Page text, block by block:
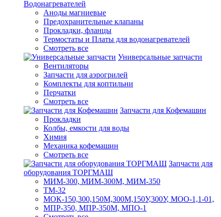
Водонагревателей
Аноды магниевые
Предохранительные клапаны
Прокладки, фланцы
Термостаты и Платы для водонагревателей
Смотреть все
Универсальные запчасти
Вентиляторы
Запчасти для аэрогрилей
Комплекты для коптильни
Перчатки
Смотреть все
Запчасти для Кофемашин
Прокладки
Колбы, емкости для воды
Химия
Механика кофемашин
Смотреть все
Запчасти для
оборудования ТОРГМАШ
МИМ-300, МИМ-300М, МИМ-350
ТМ-32
МОК-150,300,150М,300М,150У,300У, МОО-1,1-01,
МПР-350, МПР-350М, МПО-1